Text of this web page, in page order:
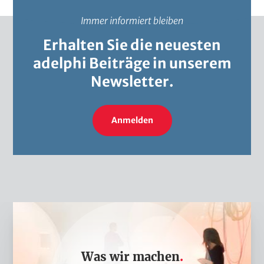
Immer informiert bleiben
Erhalten Sie die neuesten
adelphi Beiträge in unserem
Newsletter.
Anmelden
Was wir machen